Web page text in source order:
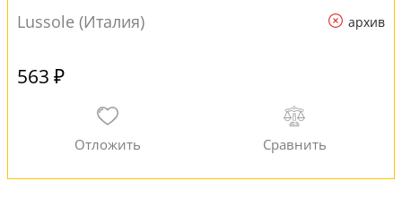
Lussole (Италия)
архив
563 ₽